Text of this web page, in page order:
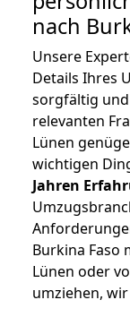
nach
Unsere
Details Ihres
sorgfältig und
relevanten
Lünen
wichtigen
Jahren
Burkina Faso
Lünen oder
umziehen,